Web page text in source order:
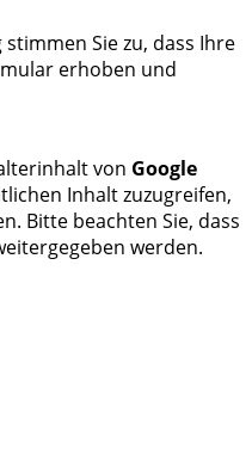
Sie zu, dass Ihre
erhoben und
von Google
Inhalt zuzugreifen,
Bitte beachten Sie, dass
werden.